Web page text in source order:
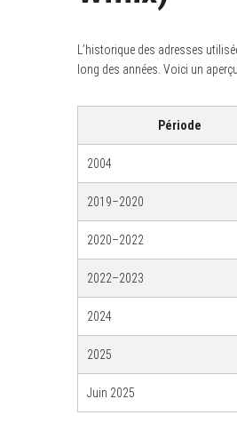
L’historique des adresses
long des années. Voici un
Période
2004
2019–2020
2020–2022
2022–2023
2024
2025
Juin 2025
r
o